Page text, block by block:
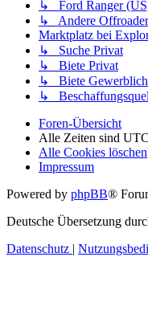
↳ Ford Ranger
↳ Andere
Marktplatz bei
↳ Suche Privat
↳ Biete Privat
↳ Biete Gewerblich
↳
Foren-Übersicht
Alle Zeiten sind
Alle Cookies löschen
Impressum
Powered by phpBB®
Deutsche Übersetzung
Datenschutz |